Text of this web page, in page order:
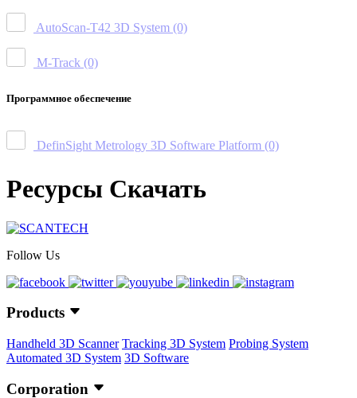
AutoScan-T42 3D System (0)
M-Track (0)
Программное обеспечение
DefinSight Metrology 3D Software Platform (0)
Ресурсы Скачать
Follow Us
Products
Handheld 3D Scanner Tracking 3D System Probing System
Automated 3D System 3D Software
Corporation